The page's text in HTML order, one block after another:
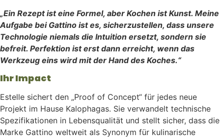
„Ein Rezept ist eine Formel, aber Kochen ist Kunst. Meine
Aufgabe bei Gattino ist es, sicherzustellen, dass unsere
Technologie niemals die Intuition ersetzt, sondern sie
befreit. Perfektion ist erst dann erreicht, wenn das
Werkzeug eins wird mit der Hand des Koches.“
Ihr Impact
Estelle sichert den „Proof of Concept“ für jedes neue
Projekt im Hause Kalophagas. Sie verwandelt technische
Spezifikationen in Lebensqualität und stellt sicher, dass die
Marke Gattino weltweit als Synonym für kulinarische